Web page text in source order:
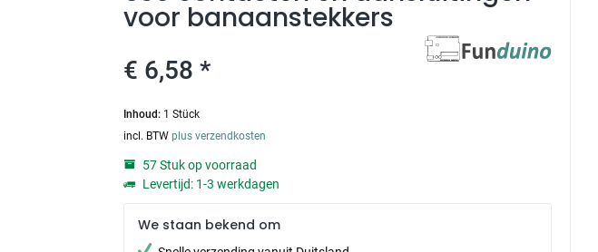
voor banaanstekkers
€ 6,58 *
Inhoud: 1 Stück
incl. BTWplus verzendkosten
57 Stuk op voorraad
Levertijd: 1-3 werkdagen
We staan bekend om